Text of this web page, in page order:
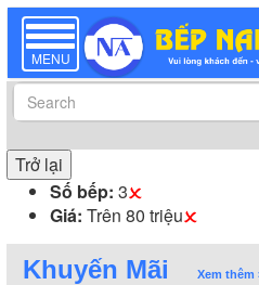
TOGGLE
NAVIGATION
MENU
Trở lại
Số bếp: 3
Giá: Trên 80 triệu
Khuyến Mãi Xem thêm